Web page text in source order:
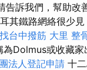
告訴我們，幫助改
其鐵路網絡很少
台中撥筋 大里 整
Dolmus或收藏
法人登記申請 十